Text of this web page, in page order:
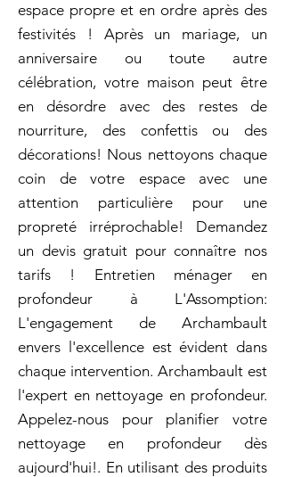
espace propre et en ordre après des
festivités ! Après un mariage, un
anniversaire ou toute autre
célébration, votre maison peut être
en désordre avec des restes de
nourriture, des confettis ou des
décorations! Nous nettoyons chaque
coin de votre espace avec une
attention particulière pour une
propreté irréprochable! Demandez
un devis gratuit pour connaître nos
tarifs ! Entretien ménager en
profondeur à L'Assomption:
L'engagement de Archambault
envers l'excellence est évident dans
chaque intervention. Archambault est
l'expert en nettoyage en profondeur.
Appelez-nous pour planifier votre
nettoyage en profondeur dès
aujourd'hui!. En utilisant des produits